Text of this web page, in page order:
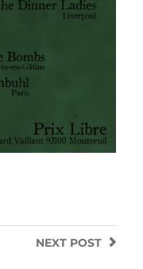
NEXT POST